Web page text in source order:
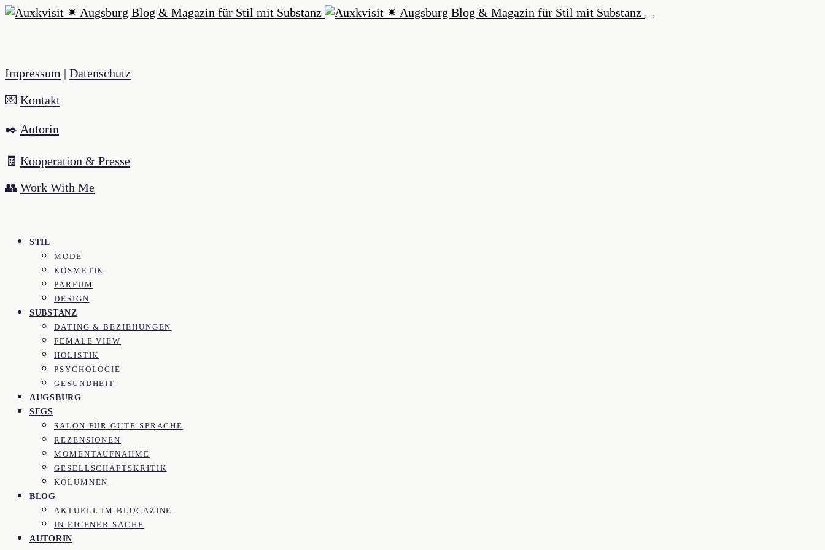
Impressum | Datenschutz
💌 Kontakt
✒️ Autorin
🧾 Kooperation & Presse
👥 Work With Me
STIL
MODE
KOSMETIK
PARFUM
DESIGN
SUBSTANZ
DATING & BEZIEHUNGEN
FEMALE VIEW
HOLISTIK
PSYCHOLOGIE
GESUNDHEIT
AUGSBURG
SFGS
SALON FÜR GUTE SPRACHE
REZENSIONEN
MOMENTAUFNAHME
GESELLSCHAFTSKRITIK
KOLUMNEN
BLOG
AKTUELL IM BLOGAZINE
IN EIGENER SACHE
AUTORIN